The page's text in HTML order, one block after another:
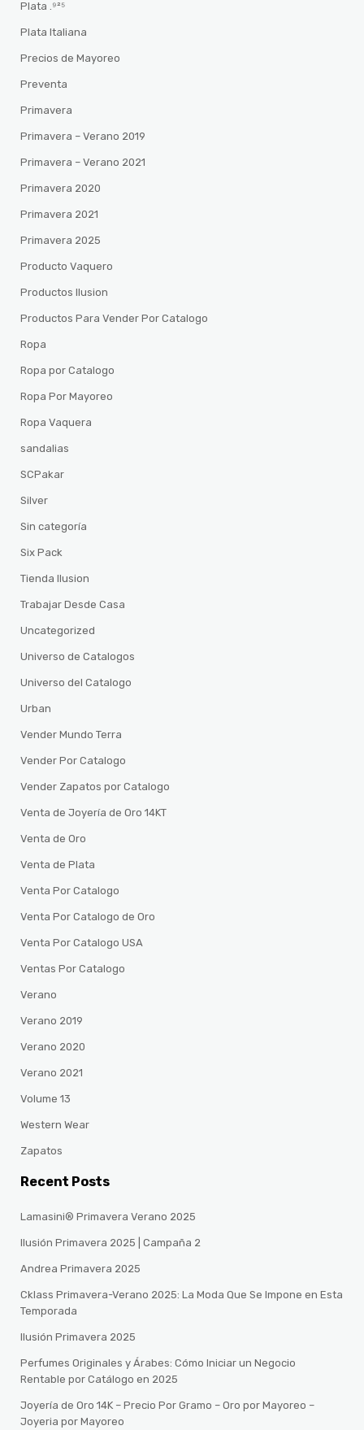
Plata .⁹²⁵
Plata Italiana
Precios de Mayoreo
Preventa
Primavera
Primavera – Verano 2019
Primavera – Verano 2021
Primavera 2020
Primavera 2021
Primavera 2025
Producto Vaquero
Productos Ilusion
Productos Para Vender Por Catalogo
Ropa
Ropa por Catalogo
Ropa Por Mayoreo
Ropa Vaquera
sandalias
SCPakar
Silver
Sin categoría
Six Pack
Tienda Ilusion
Trabajar Desde Casa
Uncategorized
Universo de Catalogos
Universo del Catalogo
Urban
Vender Mundo Terra
Vender Por Catalogo
Vender Zapatos por Catalogo
Venta de Joyería de Oro 14KT
Venta de Oro
Venta de Plata
Venta Por Catalogo
Venta Por Catalogo de Oro
Venta Por Catalogo USA
Ventas Por Catalogo
Verano
Verano 2019
Verano 2020
Verano 2021
Volume 13
Western Wear
Zapatos
Recent Posts
Lamasini® Primavera Verano 2025
Ilusión Primavera 2025 | Campaña 2
Andrea Primavera 2025
Cklass Primavera-Verano 2025: La Moda Que Se Impone en Esta
Temporada
Ilusión Primavera 2025
Perfumes Originales y Árabes: Cómo Iniciar un Negocio
Rentable por Catálogo en 2025
Joyería de Oro 14K – Precio Por Gramo – Oro por Mayoreo –
Joyeria por Mayoreo